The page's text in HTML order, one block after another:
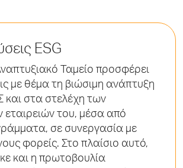
ESG
Ταμείο προσφέρει
με θέμα τη βιώσιμη ανάπτυξη
και στα στελέχη των
εταιρειών του, μέσα από
σε συνεργασία με
φορείς. Στο πλαίσιο αυτό,
και η πρωτοβουλία